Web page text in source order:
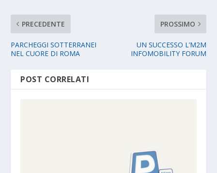
PRECEDENTE
PARCHEGGI SOTTERRANEI
NEL CUORE DI ROMA
PROSSIMO
UN SUCCESSO L’M2M
INFOMOBILITY FORUM
POST CORRELATI